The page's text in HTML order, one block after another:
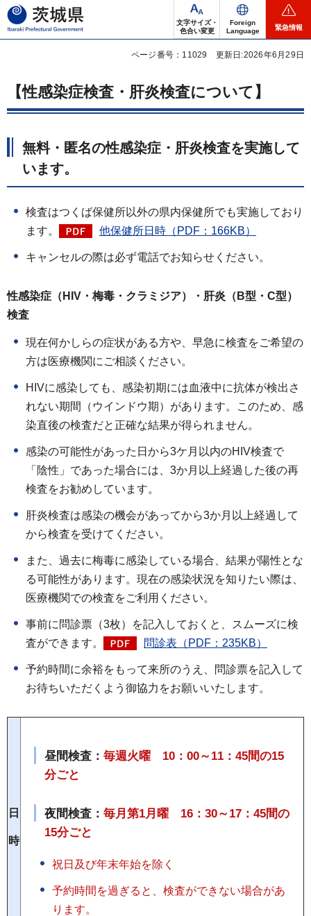
茨城県
文字サイズ・
色合い変更
Foreign
Language
緊急情報
ページ番号：11029 更新日:2026年6月29日
【性感染症検査・肝炎検査について】
無料・匿名の性感染症・肝炎検査を実施して
います。
検査はつくば保健所以外の県内保健所でも実施しており
ます。
他保健所日時（PDF：166KB）
キャンセルの際は必ず電話でお知らせください。
性感染症（HIV・梅毒・クラミジア）・肝炎（B型・C型）
検査
現在何かしらの症状がある方や、早急に検査をご希望の
方は医療機関にご相談ください。
HIVに感染しても、感染初期には血液中に抗体が検出さ
れない期間（ウインドウ期）があります。このため、感
染直後の検査だと正確な結果が得られません。
感染の可能性があった日から3ケ月以内のHIV検査で
「陰性」であった場合には、3か月以上経過した後の再
検査をお勧めしています。
肝炎検査は感染の機会があってから3か月以上経過して
から検査を受けてください。
また、過去に梅毒に感染している場合、結果が陽性とな
る可能性があります。現在の感染状況を知りたい際は、
医療機関での検査をご利用ください。
事前に問診票（3枚）を記入しておくと、スムーズに検
査ができます。
問診表（PDF：235KB）
予約時間に余裕をもって来所のうえ、問診票を記入して
お待ちいただくよう御協力をお願いいたします。
日
時
昼間検査： 毎週火曜 10：00～11：45間の15
分ごと
夜間検査： 毎月第1月曜 16：30～17：45間の
15分ごと
祝日及び年末年始を除く
予約時間を過ぎると、検査ができない場合があ
ります。